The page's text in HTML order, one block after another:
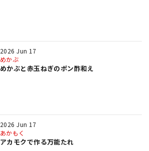
2026 Jun 17
めかぶ
めかぶと赤玉ねぎのポン酢和え
2026 Jun 17
あかもく
アカモクで作る万能たれ